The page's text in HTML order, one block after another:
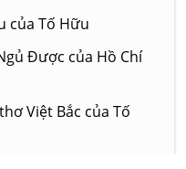
của Tố Hữu
Được của Hồ Chí
Việt Bắc của Tố